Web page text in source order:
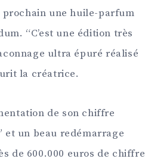
prochain une huile-parfum
“C’est une édition très
ultra épuré réalisé
la créatrice.
de son chiffre
et un beau redémarrage
de 600.000 euros de chiffre